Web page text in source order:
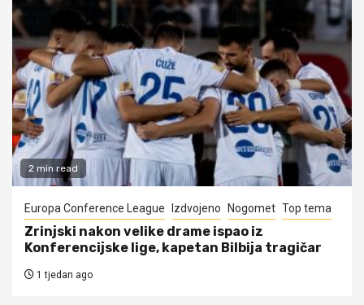
2 min read
Europa Conference League Izdvojeno Nogomet Top tema
Zrinjski nakon velike drame ispao iz
Konferencijske lige, kapetan Bilbija tragičar
1 tjedan ago